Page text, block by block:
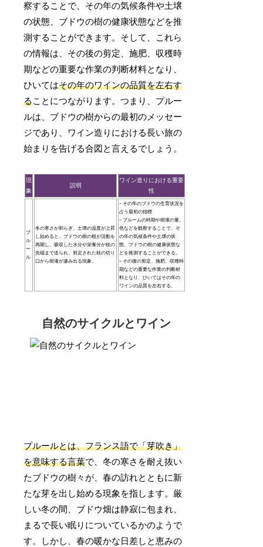
察することで、その年の気候条件や土壌
の状態、ブドウの樹の健康状態などを推
測することができます。そして、これら
の情報は、その後の剪定、施肥、収穫時
期などの重要な作業の判断材料となり、
ひいてはその年のワインの品質を左右す
ることにつながります。つまり、プルー
ルは、ブドウの樹からの最初のメッセー
ジであり、ワイン造りにおける長い旅の
始まりを告げる合図と言えるでしょう。
現
象
説明
ワイン造りにおける重要
性
プ
ル
ー
ル
冬の寒さが和らぎ、土壌の温度が上昇
し始めると、ブドウの樹の根が活動を
再開し、吸収した水分や栄養分が枝の
先端まで送られ、剪定された枝の切り
口から樹液が滲み出る現象。
– その年のブドウの生育状況を
占う最初の指標
– プルームの時期や樹液の量、
色などを観察することで、そ
の年の気候条件や土壌の状
態、ブドウの樹の健康状態な
どを推測することができる。
– その後の剪定、施肥、収穫時
期などの重要な作業の判断材
料となり、ひいてはその年の
ワインの品質を左右する。
自然のサイクルとワイン
プルールとは、フランス語で「芽吹き」
を意味する言葉で、冬の寒さを耐え抜い
たブドウの樹々が、春の訪れとともに新
たな芽を出し始める現象を指します。厳
しい冬の間、ブドウ畑は静寂に包まれ、
まるで長い眠りについているかのようで
す。しかし、春の暖かな日差しと恵みの